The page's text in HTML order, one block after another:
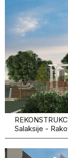
Salaksije -